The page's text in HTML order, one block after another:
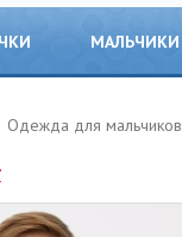
МАЛЬЧИКИ
Одежда для мальчиков